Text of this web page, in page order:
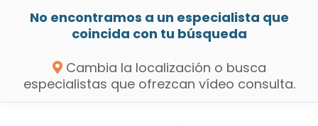
No encontramos a un especialista que
coincida con tu búsqueda
Cambia la localización o busca
especialistas que ofrezcan vídeo consulta.